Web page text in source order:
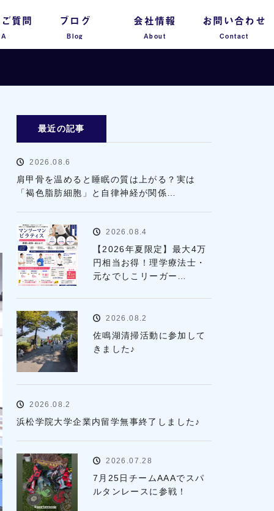
質問 ブログ
Blog
会社情報
About
お問い合わせ
Contact
最近の記事
2026.08.6
肩甲骨を温めると睡眠の質は上がる？実は
「褐色脂肪細胞」と自律神経が関係…
2026.08.4
【2026年夏限定】最大4万
円相当お得！理学療法士・
元なでしこリーガー…
2026.08.2
佐鳴湖清掃活動に参加して
きました♪
2026.08.2
浜松学院大学企業内留学無事終了しました♪
2026.07.28
7月25日チームAAAでスパ
ルタンレースに参戦！